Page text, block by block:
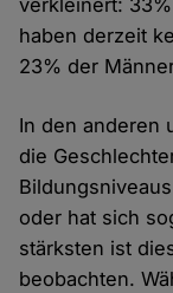
verkleinert:
haben derzeit
23% der
In den anderen
die
oder hat sich
stärksten ist
beobachten.